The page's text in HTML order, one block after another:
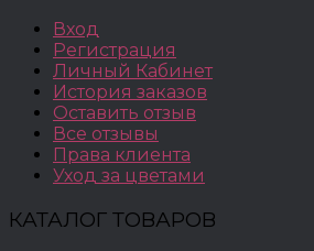
Вход
Регистрация
Личный Кабинет
История заказов
Оставить отзыв
Все отзывы
Права клиента
Уход за цветами
КАТАЛОГ ТОВАРОВ